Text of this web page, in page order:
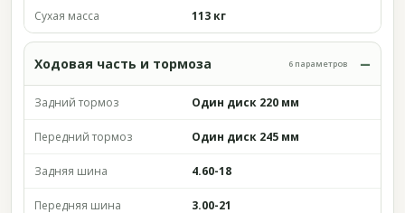
Сухая масса 113 кг
Ходовая часть и тормоза 6 параметров
Задний тормоз Один диск 220 мм
Передний тормоз Один диск 245 мм
Задняя шина 4.60-18
Передняя шина 3.00-21